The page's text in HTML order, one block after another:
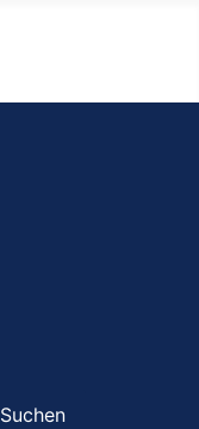
Suchen